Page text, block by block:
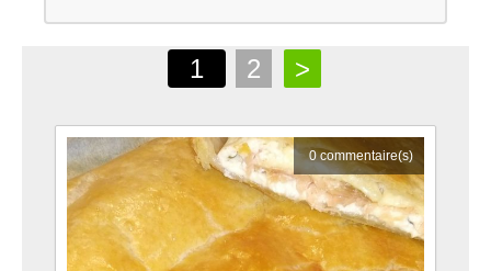
1 2 >
0commentaire(s)